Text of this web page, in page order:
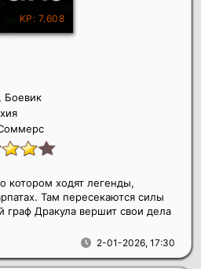
Боевик
2-01-2026, 17:30
котором ходят легенды,
Там пересекаются силы
граф Дракула вершит свои дела